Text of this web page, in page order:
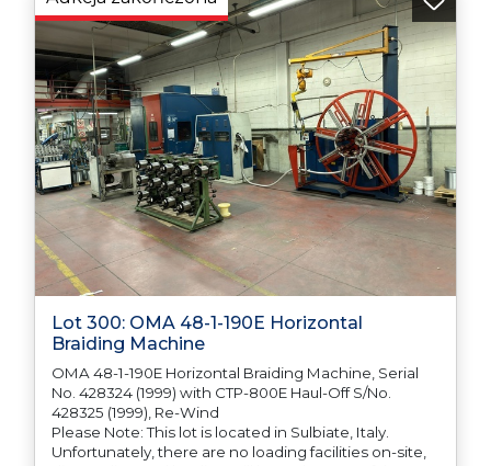
Lot 300: OMA 48-1-190E Horizontal
Braiding Machine
OMA 48-1-190E Horizontal Braiding Machine, Serial
No. 428324 (1999) with CTP-800E Haul-Off S/No.
428325 (1999), Re-Wind
Please Note: This lot is located in Sulbiate, Italy.
Unfortunately, there are no loading facilities on-site,